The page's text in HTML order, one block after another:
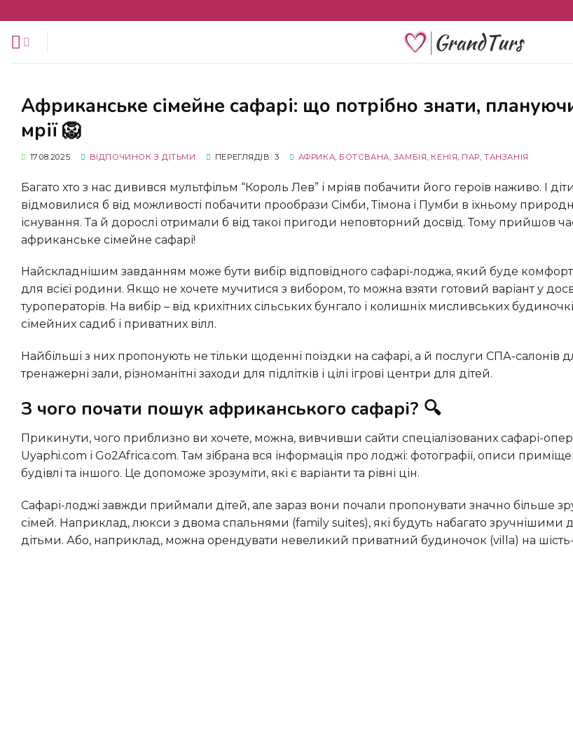
змісту
Африканське сімейне сафарі: що потрібно знати, плануючи подорож
мрії 🦁
17.08.2025 ВІДПОЧИНОК З ДІТЬМИ ПЕРЕГЛЯДІВ: 3 АФРИКА БОТСВАНА ЗАМБІЯ КЕНІЯ ПАР ,ТАНЗАНІЯ
Багато хто з нас дивився мультфільм “Король Лев” і мріяв побачити його героїв наживо. І діти точно не
відмовилися б від можливості побачити прообрази Сімби, Тімона і Пумби в їхньому
існування. Та й дорослі отримали б від такої пригоди неповторний досвід. Тому прийшов
африканське сімейне сафарі!
Найскладнішим завданням може бути вибір відповідного сафарі-лоджа, який буде комфортним та безпечним
для всієї родини. Якщо не хочете мучитися з вибором, то можна взяти готовий варіант у
туроператорів. На вибір – від крихітних сільських бунгало і колишніх мисливських
сімейних садиб і приватних вілл.
Найбільші з них пропонують не тільки щоденні поїздки на сафарі, а й послуги СПА-салонів для батьків,
тренажерні зали, різноманітні заходи для підлітків і цілі ігрові центри для дітей.
З чого почати пошук африканського сафарі? 🔍
Прикинути, чого приблизно ви хочете, можна, вивчивши сайти спеціалізованих сафарі-операторів, наприклад,
Uyaphi.com і Go2Africa.com. Там зібрана вся інформація про лоджі: фотографії, описи
будівлі та іншого. Це допоможе зрозуміти, які є варіанти та рівні цін.
Сафарі-лоджі завжди приймали дітей, але зараз вони почали пропонувати значно більше зручностей для
сімей. Наприклад, люкси з двома спальнями (family suites), які будуть набагато зручнішими
дітьми. Або, наприклад, можна орендувати невеликий приватний будиночок (villa) на шість-